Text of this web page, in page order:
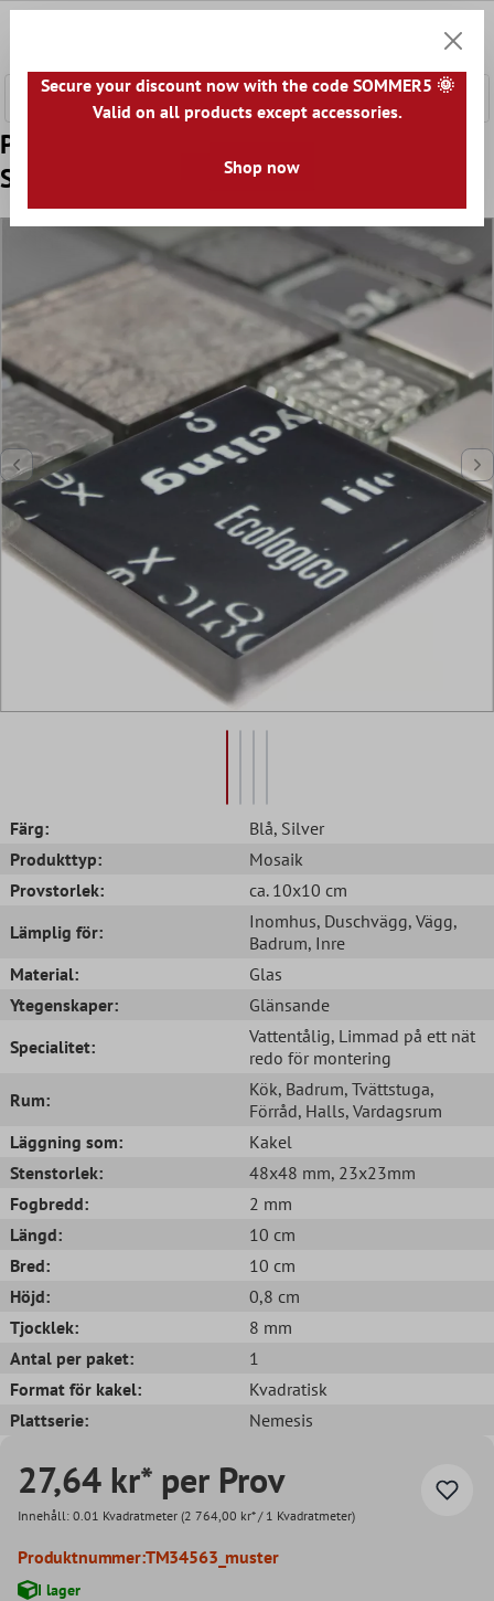
Prov Glasmosaik Plattor Nemesis Svart
Silver
Färg: Blå, Silver
Produkttyp:
Mosaik
Provstorlek:
ca. 10x10 cm
Lämplig för:
Inomhus, Duschvägg, Vägg,
Badrum, Inre
Material:
Glas
Ytegenskaper:
Glänsande
Specialitet:
Vattentålig, Limmad på ett nät
redo för montering
Rum:
Kök, Badrum, Tvättstuga,
Förråd, Halls, Vardagsrum
Läggning som:
Kakel
Stenstorlek:
48x48 mm, 23x23mm
Fogbredd:
2 mm
Längd:
10 cm
Bred:
10 cm
Höjd:
0,8 cm
Tjocklek:
8 mm
Antal per paket:
1
Format för kakel:
Kvadratisk
Plattserie:
Nemesis
27,64 kr* per Prov
Innehåll: 0.01 Kvadratmeter (2 764,00 kr* / 1 Kvadratmeter)
Produktnummer:TM34563_muster
I lager
Secure your discount now with the code SOMMER5 🌞
Valid on all products except accessories.
Shop now